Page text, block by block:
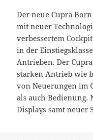
Der neue Cupra
mit neuer
verbessertem
in der
Antrieben. Der
starken Antrieb wie
von Neuerungen im
als auch Bedienung.
Displays samt neuer